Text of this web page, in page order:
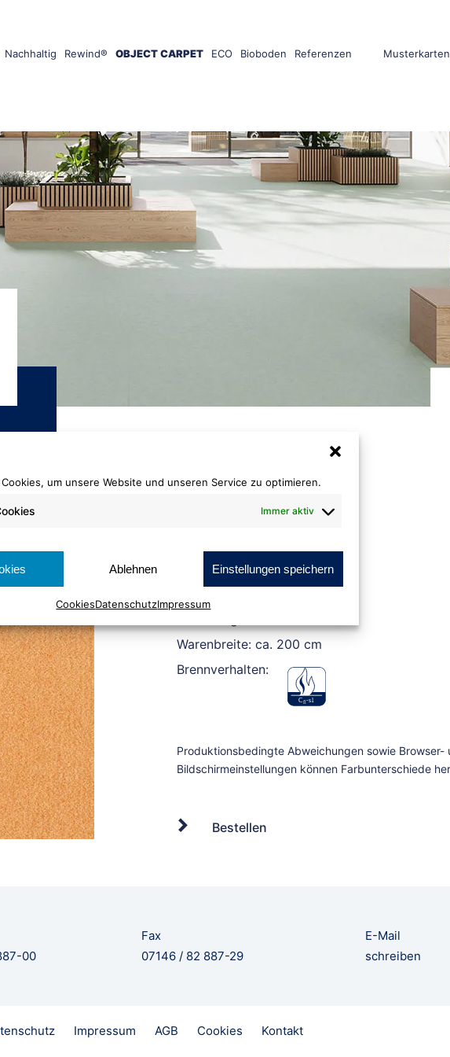
um unsere Website und unseren Service zu optimieren.
Immer aktiv
Ablehnen Einstellungen speichern
CookiesDatenschutzImpressum
Nachhaltig Rewind® OBJECT CARPET ECO Bioboden Referenzen Musterkarten
138 kamel
Warenbreite: ca. 200 cm
Brennverhalten:
Bestellen
00
Fax
07146 / 82 887-29
E-Mail
schreiben
Impressum AGB Cookies Kontakt